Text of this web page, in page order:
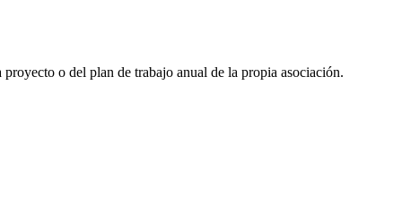
o del plan de trabajo anual de la propia asociación.